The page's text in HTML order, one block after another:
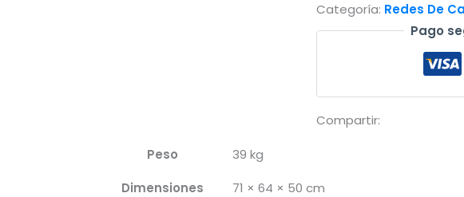
Bosque
1.5x200m
Categoría: Redes De
Pago
Compartir:
Peso
39 kg
Dimensiones
71 × 64 × 50 cm